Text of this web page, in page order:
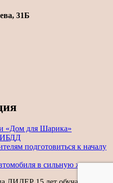
31Б
«Дом для Шарика»
подготовиться к началу
в сильную жару